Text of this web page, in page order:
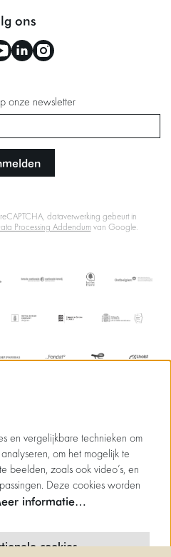
ons
onze newsletter
dataverwerking gebeurt in
Processing Addendumvan Google.
en vergelijkbare technieken om
om het mogelijk te
beelden, zoals ook video’s, en
Deze cookies worden
informatie…
cookies